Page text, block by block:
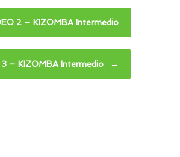
2 – KIZOMBA Intermedio
3 – KIZOMBA Intermedio →